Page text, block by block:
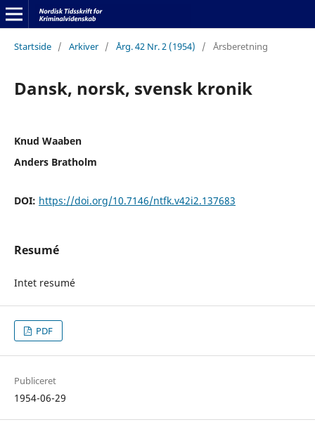
Startside / Arkiver / Årg. 42 Nr. 2 (1954) / Årsberetning
Dansk, norsk, svensk kronik
Knud Waaben
Anders Bratholm
DOI: https://doi.org/10.7146/ntfk.v42i2.137683
Resumé
Intet resumé
PDF
Publiceret
1954-06-29